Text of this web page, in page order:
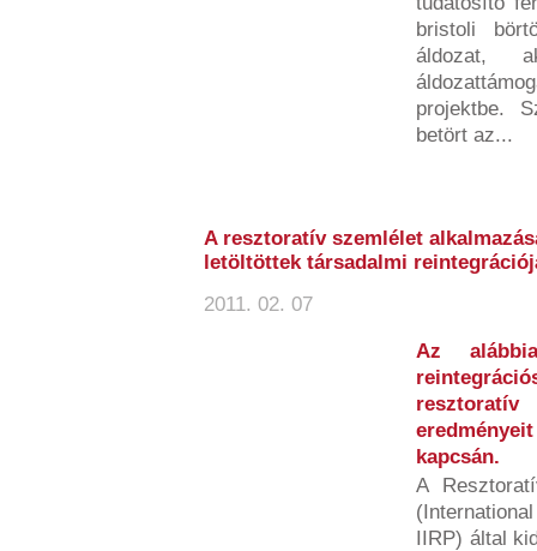
bristoli
áldozat,
projektbe.
betört az...
A resztoratív szemlélet
letöltöttek társadalmi
2011. 02. 07
Az
kapcsán.
A
IIRP) által